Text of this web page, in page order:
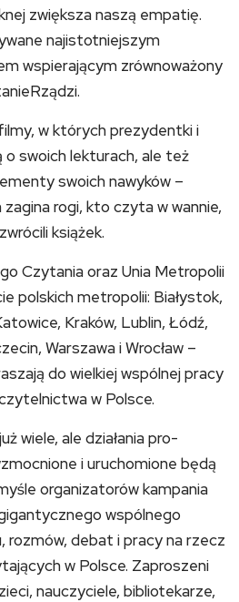
zwiększa naszą empatię.
najistotniejszym
wspierającym zrównoważony
w których prezydentki i
o swoich lekturach, ale też
swoich nawyków –
rogi, kto czyta w wannie,
książek.
Czytania oraz Unia Metropolii
polskich metropolii: Białystok,
Kraków, Lublin, Łódź,
Warszawa i Wrocław –
do wielkiej wspólnej pracy
w Polsce.
wiele, ale działania pro-
i uruchomione będą
organizatorów kampania
wspólnego
rozmów, debat i pracy na rzecz
w Polsce. Zaproszeni
nauczyciele, bibliotekarze,